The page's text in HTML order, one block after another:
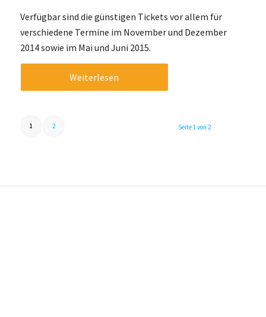
Verfügbar sind die günstigen Tickets vor allem für
verschiedene Termine im November und Dezember
2014 sowie im Mai und Juni 2015.
Weiterlesen
Seite 1 von 2
1 2